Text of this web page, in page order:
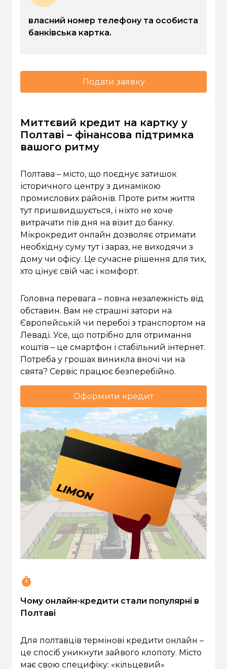
власний номер телефону та особиста
банківська картка.
Подати заявку
Миттєвий кредит на картку у
Полтаві – фінансова підтримка
вашого ритму
Полтава – місто, що поєднує затишок
історичного центру з динамікою
промислових районів. Проте ритм життя
тут пришвидшується, і ніхто не хоче
витрачати пів дня на візит до банку.
Мікрокредит онлайн дозволяє отримати
необхідну суму тут і зараз, не виходячи з
дому чи офісу. Це сучасне рішення для тих,
хто цінує свій час і комфорт.
Головна перевага – повна незалежність від
обставин. Вам не страшні затори на
Європейській чи перебої з транспортом на
Леваді. Усе, що потрібно для отримання
коштів – це смартфон і стабільний інтернет.
Потреба у грошах виникла вночі чи на
свята? Сервіс працює безперебійно.
Оформити кредит
Чому онлайн-кредити стали популярні в
Полтаві
Для полтавців термінові кредити онлайн –
це спосіб уникнути зайвого клопоту. Місто
має свою специфіку: «кільцевий»